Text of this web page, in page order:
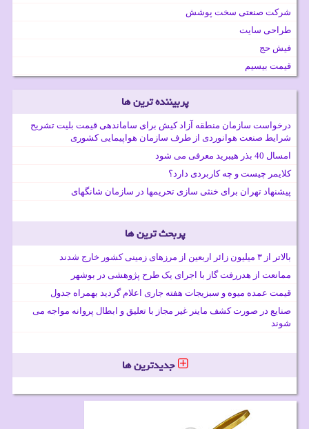
شرکت صنعتی سخت پوشش
طراحی سایت
فیش حج
قیمت بیسیم
پربیننده ترین ها
درخواست سازمان منطقه آزاد کیش برای ساماندهی قیمت بلیت تشریح
شرایط صنعت هوانوردی از طرف سازمان هواپیمایی کشوری
امسال 40 بذر هیبرید معرفی می شود
کلایمر چیست و چه کاربردی دارد؟
پیشنهاد تهران برای خنثی سازی تحریمها در سازمان شانگهای
پربحث ترین ها
بالاتر از ۳ میلیون زائر اربعین از مرزهای زمینی کشور خارج شدند
ممانعت از هدررفت گاز با اجرای یک طرح پژوهشی در بوشهر
قیمت عمده میوه و سبزیجات هفته جاری اعلام گردید بهمراه جدول
صنایع در صورت کشف ماینر غیر مجاز با تعلیق و ابطال پروانه مواجه می
شوند
جدیدترین ها